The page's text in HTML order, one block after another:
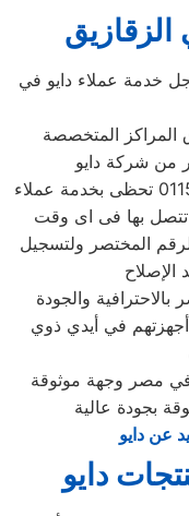
خدمة عملاء دايو في
المراكز المتخصصة
من شركة دايو
بمجرد اتصالك بالخط الساخن 01154008110 تحظى بخدمة عملاء
تتصل بها فى اى وقت
المختصر ولتسجيل
الإصلاح
والجودة
أجهزتهم في أيدي ذوي
في مصر وجهة موثوقة
بجودة عالية
عن دايو
دايو